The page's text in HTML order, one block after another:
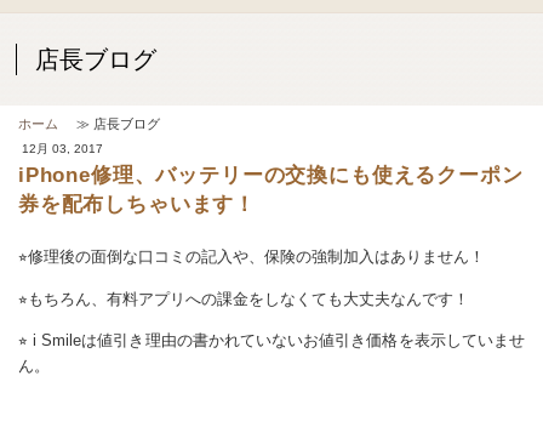
店長ブログ
ホーム ≫ 店長ブログ
12月 03, 2017
iPhone修理、バッテリーの交換にも使えるクーポン
券を配布しちゃいます！
⭐︎修理後の面倒な口コミの記入や、保険の強制加入はありません！
⭐︎もちろん、有料アプリへの課金をしなくても大丈夫なんです！
⭐︎ i Smileは値引き理由の書かれていないお値引き価格を表示していませ
ん。